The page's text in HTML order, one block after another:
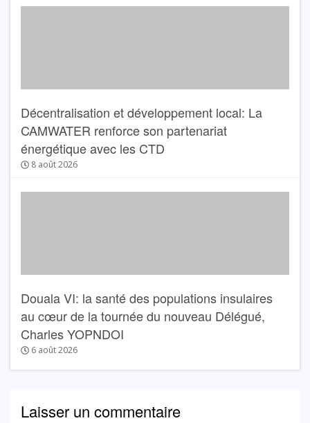
Décentralisation et développement local: La
CAMWATER renforce son partenariat
énergétique avec les CTD
8 août 2026
Douala VI: la santé des populations insulaires
au cœur de la tournée du nouveau Délégué,
Charles YOPNDOI
6 août 2026
Laisser un commentaire